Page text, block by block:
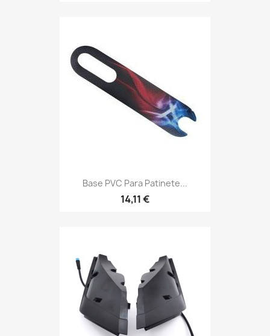
Base PVC Para Patinete...
14,11 €